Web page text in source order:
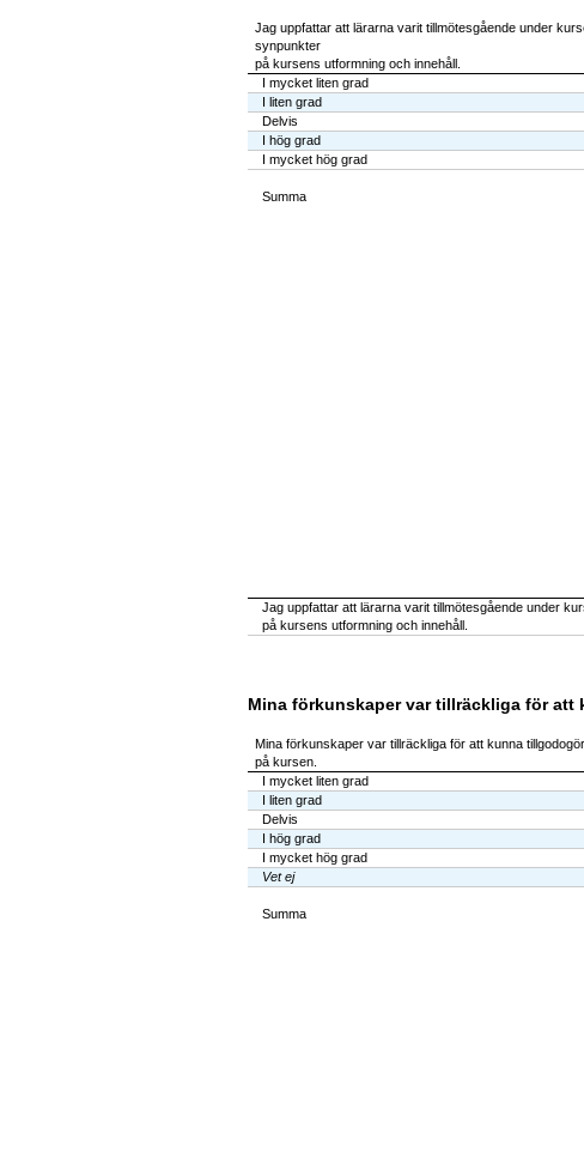
Jag uppfattar att lärarna varit tillmötesgående under
synpunkter
på kursens utformning och innehåll.
I mycket liten grad
I liten grad
Delvis
I hög grad
I mycket hög grad
Summa
Jag uppfattar att lärarna varit tillmötesgående under
på kursens utformning och innehåll.
Mina förkunskaper var tillräckliga för
Mina förkunskaper var tillräckliga för att kunna
på kursen.
I mycket liten grad
I liten grad
Delvis
I hög grad
I mycket hög grad
Vet ej
Summa